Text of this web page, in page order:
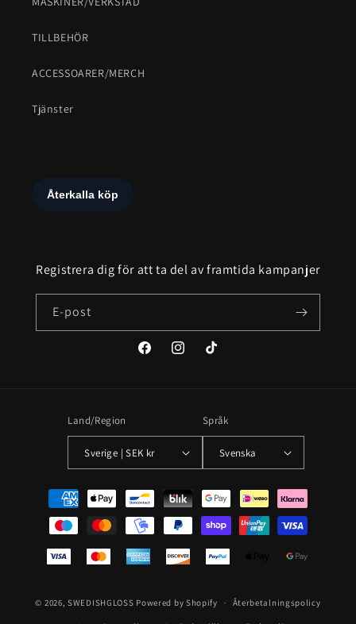
TILLBEHÖR
ACCESSOARER/MERCH
Tjänster
Registrera dig för att ta del av framtida kampanjer
E-post
FacebookInstagramTikTok
Land/Region
Sverige | SEK kr
Språk
Svenska
Betalningsmetoder
© 2026, SWEDISHGLOSS Powered by Shopify Återbetalningspolicy